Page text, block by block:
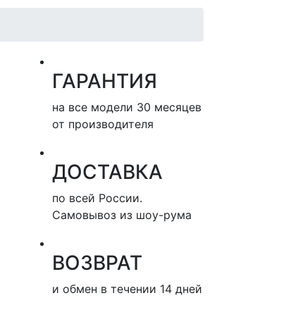
ГАРАНТИЯ
на все модели 30 месяцев
от производителя
ДОСТАВКА
по всей России.
Самовывоз из шоу-рума
ВОЗВРАТ
и обмен в течении 14 дней